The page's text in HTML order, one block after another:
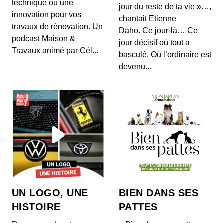
La Bonne Occaz' - Mercedes Classe B
Dans ce nouvel épisode de La Bonne Occaz,
place à la Mercedes Classe BVous pouvez
consulter notre...
La Bonne Occaz' - Citroën C1
00:07:44 - IL Y A 1 AN
Aujourd'hui, zoom sur la petite citadine de la
marque aux chevrons à savoir la Citroën C1.
La Bonne Occaz' - Citroën C5 Aircross
00:06:25 - IL Y A 2 ANS
Pour ce 15e épisode de La Bonne Occaz', place
construc...
technique ou une
innovation pour vos
travaux de rénovation. Un
podcast Maison &
Travaux animé par Cél...
jour du reste de ta vie »…,
chantait Etienne
Daho. Ce jour-là… Ce
jour décisif où tout a
basculé. Où l’ordinaire est
devenu...
UN LOGO, UNE
HISTOIRE
BIEN DANS SES
PATTES